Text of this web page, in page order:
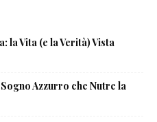
la Vita (e la Verità) Vista
Azzurro che Nutre la